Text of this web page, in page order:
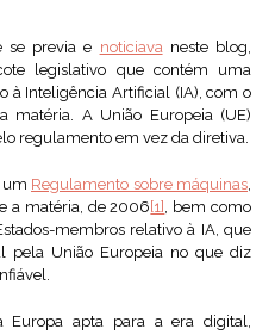
se previa e noticiavaneste blog,
legislativo que contém uma
à Inteligência Artificial (IA), com o
matéria. A União Europeia (UE)
regulamento em vez da diretiva.
um Regulamento sobre máquinas,
a matéria, de 2006 [1] , bem como
membros relativo à IA, que
pela União Europeia no que diz
Europa apta para a era digital,